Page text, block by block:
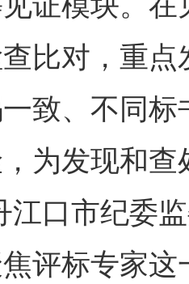
比对，重
致、不同
为发现和查
江口市纪委
评标专家